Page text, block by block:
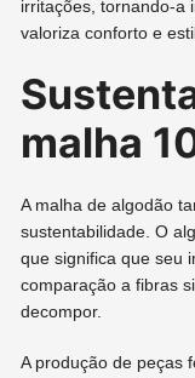
irritações, tornando-a
valoriza conforto e
malha
A malha de algodão
sustentabilidade. O
que significa que seu
comparação a fibras
decompor.
A produção de peças